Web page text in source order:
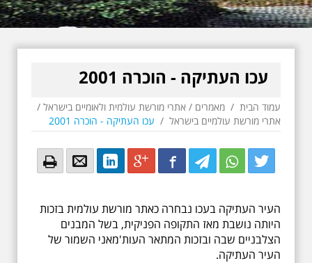
English עברית צור קשר
עכו העתיקה - הוכרה 2001
עמוד הבית / מאמרים / אתרי מורשת עולמית ולאומיים בישראל /
אתרי מורשת עולמיים בישראל / עכו העתיקה - הוכרה 2001
Twitter
Twitter
Twitter
Facebook
Google+
LinkedIn
Email
Email
העיר העתיקה בעכו נבחרה כאתר מורשת עולמית בזכות
היותה נושבת מאז התקופה הפניקית, בשל המבנים
הצלבניים שבה ובזכות המתאר העות'מאני השמור של
העיר העתיקה.